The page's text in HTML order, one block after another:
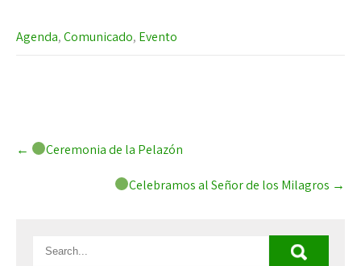
Agenda,Comunicado, Evento
Post
navigation
← Ceremonia de la Pelazón
Celebramos al Señor de los Milagros →